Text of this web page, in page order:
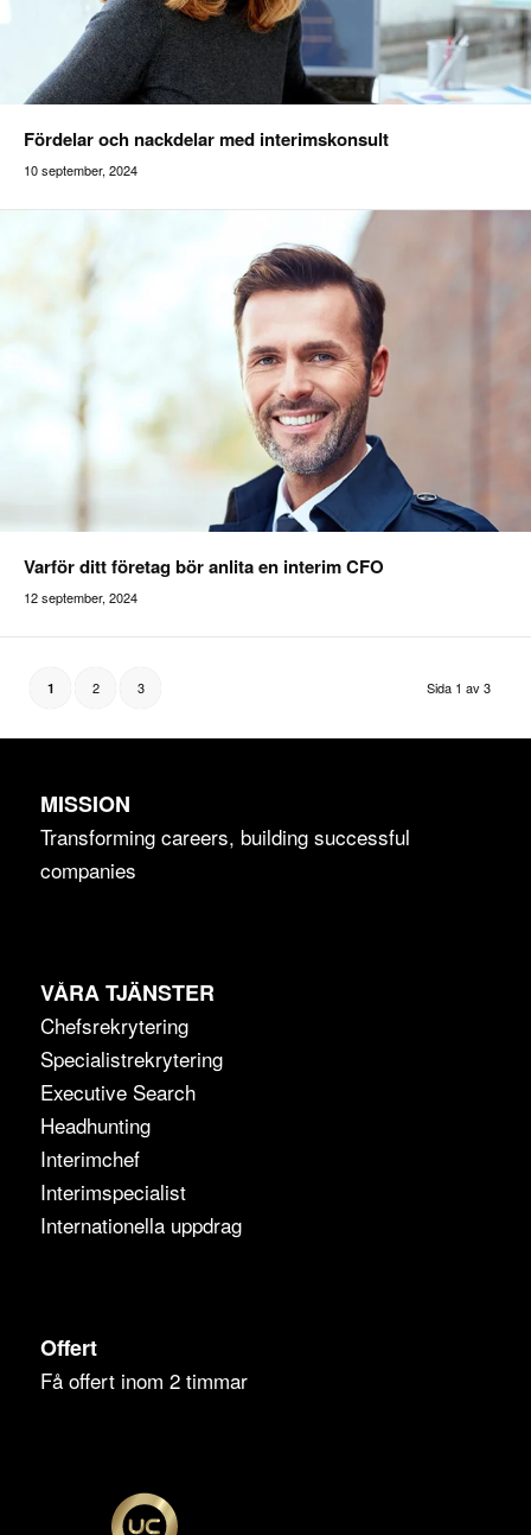
Addilon
Fördelar och nackdelar med interimskonsult
10 september, 2024
Addilon
Varför ditt företag bör anlita en interim CFO
12 september, 2024
Sida 1 av 3
1 2 3
MISSION
Transforming careers, building successful
companies
VÅRA TJÄNSTER
Chefsrekrytering
Specialistrekrytering
Executive Search
Headhunting
Interimchef
Interimspecialist
Internationella uppdrag
Offert
Få offert inom 2 timmar